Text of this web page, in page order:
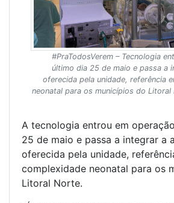
#PraTodosVerem – Tecnologia
último dia 25 de maio e passa a
oferecida pela unidade, referência
neonatal para os municípios do
A tecnologia entrou em
25 de maio e passa a integrar a
oferecida pela unidade,
complexidade neonatal para os
Litoral Norte.